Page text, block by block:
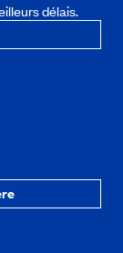
délais.